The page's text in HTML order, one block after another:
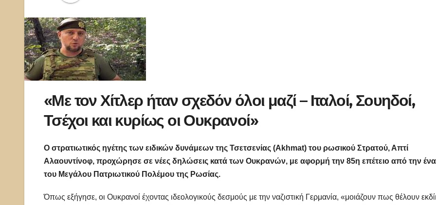
«Με τον Χίτλερ ήταν σχεδόν όλοι μαζί – Ιταλοί, Σουηδοί,
Τσέχοι και κυρίως οι Ουκρανοί»
Ο στρατιωτικός ηγέτης των ειδικών δυνάμεων της Τσετσενίας (Akhmat) του ρωσικού Στρατού, Απτί
Αλαουντίνοφ, προχώρησε σε νέες δηλώσεις κατά των Ουκρανών, με αφορμή την 85η επέτειο από την
του Μεγάλου Πατριωτικού Πολέμου της Ρωσίας.
Όπως εξήγησε, οι Ουκρανοί έχοντας ιδεολογικούς δεσμούς με την ναζιστική Γερμανία, «μοιάζουν πως θέλουν